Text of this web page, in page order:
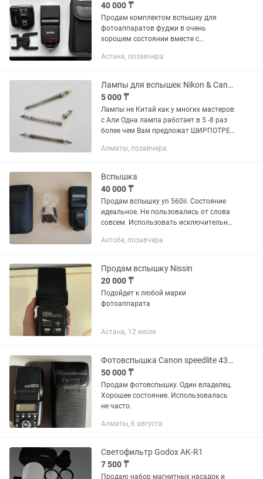
40 000 ₸
Продам комплектом вспышку для
фотоаппаратов фуджи в очень
хорошем состоянии вместе с
пальчиковых батареек. Бонусом отдам
профессиональных...
Астана, позавчера
Лампы для вспышек Nikon & Canon Лампы не Китай
5 000 ₸
Лампы не Китай как у многих мастеров
с Али Одна лампа работает в 5 -8 раз
более чем Вам предложат ШИРПОТРЕБ
Отправка в регионы Nikon SB600, Nikon
Алматы, позавчера
Вспышка
40 000 ₸
Продам вспышку yn 560ii. Состояние
идеальное. Не пользовались от слова
совсем. Использовать исключительно
комплект не поставляю). В общем
Актобе, позавчера
Продам вспышку Nissin
20 000 ₸
Подойдет к любой марки
фотоаппарата
Астана, 12 июля
Фотовспышка Canon speedlite 430ex ii
50 000 ₸
Продам фотовспышку. Один владелец.
Хорошее состояние. Использовалась
не часто.
Алматы, 6 августа
Светофильтр Godox AK-R1
7 500 ₸
Продаю набор магнитных насадок и